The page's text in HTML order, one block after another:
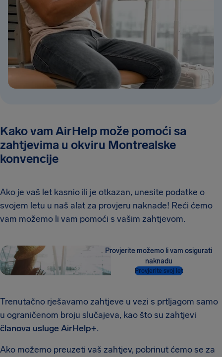
Kako vam AirHelp može pomoći sa
zahtjevima u okviru Montrealske
konvencije
Ako je vaš let kasnio ili je otkazan, unesite podatke o
svojem letu u naš alat za provjeru naknade! Reći ćemo
vam možemo li vam pomoći s vašim zahtjevom.
Provjerite možemo li vam osigurati
naknadu
Provjerite svoj let
Trenutačno rješavamo zahtjeve u vezi s prtljagom samo
u ograničenom broju slučajeva, kao što su zahtjevi
članova usluge AirHelp+.
Ako možemo preuzeti vaš zahtjev, pobrinut ćemo se za